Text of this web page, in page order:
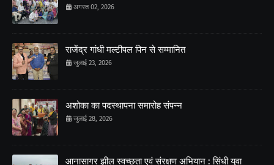
अगस्त 02, 2026
राजेंद्र गांधी मल्टीपल पिन से सम्मानित
जुलाई 23, 2026
अशोका का पदस्थापना समारोह संपन्न
जुलाई 28, 2026
आनासागर झील स्वच्छता एवं संरक्षण अभियान : सिंधी युवा